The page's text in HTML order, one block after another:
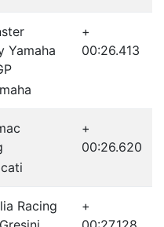
+
00:26.413
+
00:26.620
+